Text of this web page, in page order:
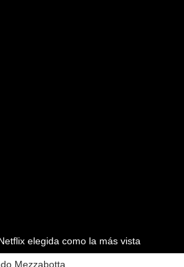
elegida como la más vista
Mezzabotta